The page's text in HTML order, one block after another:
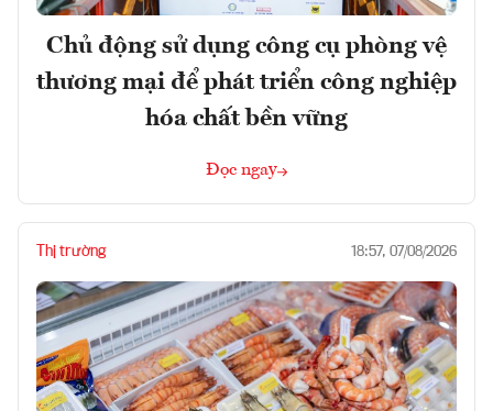
Chủ động sử dụng công cụ phòng vệ
thương mại để phát triển công nghiệp
hóa chất bền vững
Đọc ngay
Thị trường 18:57, 07/08/2026